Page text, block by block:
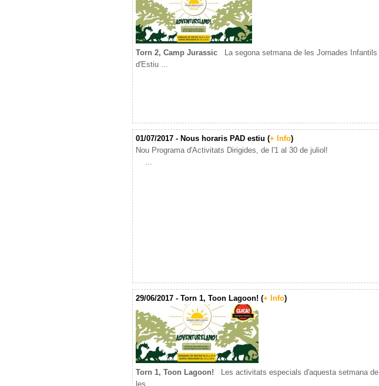
Torn 2, Camp JurassicLa segona setmana de les Jornades Infantils
d'Estiu ...
01/07/2017 - Nous horaris PAD estiu (+ Info)
Nou Programa d'Activitats Dirigides, de l'1 al 30 de juliol!
...
29/06/2017 - Torn 1, Toon Lagoon! (+ Info)
Torn 1, Toon Lagoon! Les activitats especials d'aquesta setmana de
les ...